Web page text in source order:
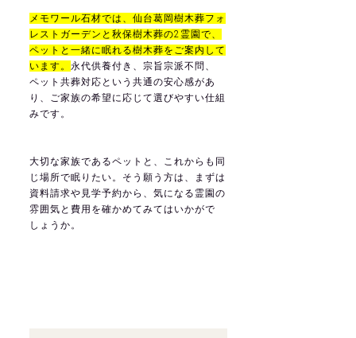
メモワール石材では、仙台葛岡樹木葬フォ
レストガーデンと秋保樹木葬の2霊園で、
ペットと一緒に眠れる樹木葬をご案内して
います。永代供養付き、宗旨宗派不問、
ペット共葬対応という共通の安心感があ
り、ご家族の希望に応じて選びやすい仕組
みです。
大切な家族であるペットと、これからも同
じ場所で眠りたい。そう願う方は、まずは
資料請求や 見学予約から、気になる霊園の
雰囲気と費用を確かめてみてはいかがで
しょうか。